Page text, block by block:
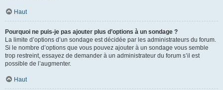
Haut
Pourquoi ne puis-je pas ajouter plus d’options à un sondage ?
La limite d’options d’un sondage est décidée par les administrateurs du forum.
Si le nombre d’options que vous pouvez ajouter à un sondage vous semble
trop restreint, essayez de demander à un administrateur du forum s’il est
possible de l’augmenter.
Haut